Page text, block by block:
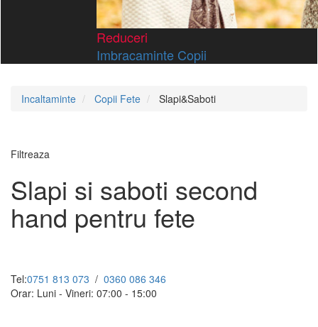
Reduceri
Imbracaminte Copii
Incaltaminte Copii Fete Slapi&Saboti
Filtreaza
Slapi si saboti second
hand pentru fete
Tel:0751 813 073 / 0360 086 346
Orar: Luni - Vineri: 07:00 - 15:00